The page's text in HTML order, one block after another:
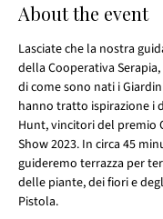
About the event
Lasciate che la nostra
della Cooperativa
di come sono nati i
hanno tratto ispirazione i
Hunt, vincitori del premio
Show 2023. In circa 45
guideremo terrazza per
delle piante, dei fiori e
Pistola.